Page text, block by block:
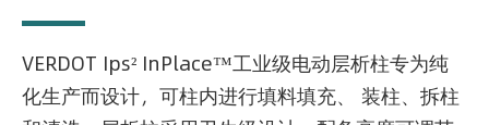
VERDOT Ips² InPlace™工业级电动层析柱专为纯
化生产而设计，可柱内进行填料填充、 装柱、拆柱